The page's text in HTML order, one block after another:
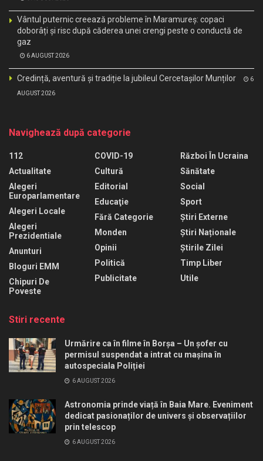
Vântul puternic creează probleme în Maramureș: copaci
doborâți și risc după căderea unei crengi peste o conductă de
gaz
6 AUGUST 2026
Credință, aventură și tradiție la jubileul Cercetașilor Munților 6
AUGUST 2026
Navighează după categorie
112
Actualitate
Alegeri
Europarlamentare
Alegeri Locale
Alegeri
Prezidentiale
Anunturi
Bloguri EMM
Chipuri De
Poveste
COVID-19
Cultură
Editorial
Educaţie
Fără Categorie
Monden
Opinii
Politică
Publicitate
Război În Ucraina
Sănătate
Social
Sport
Știri Externe
Știri Naționale
Știrile Zilei
Timp Liber
Utile
Stiri recente
Urmărire ca în filme în Borșa – Un șofer cu
permisul suspendat a intrat cu mașina în
autospeciala Poliției
6 AUGUST 2026
Astronomia prinde viață în Baia Mare. Eveniment
dedicat pasionaților de univers și observațiilor
prin telescop
6 AUGUST 2026